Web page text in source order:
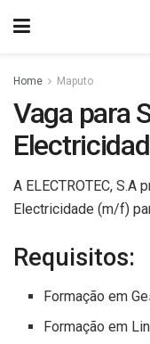
Home Maputo
Vaga para
A ELECTROTEC,
Electricidade (m/f)
Requisitos:
Formação em
Formação em